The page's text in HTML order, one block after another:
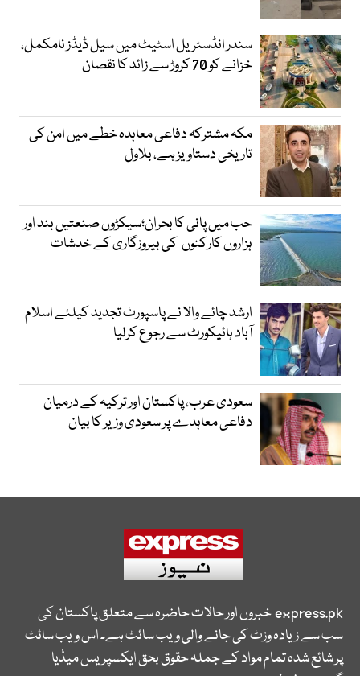
سندر انڈسٹریل اسٹیٹ میں سیل ڈیڈز نامکمل،
خزانے کو 70 کروڑ سے زائد کا نقصان
مکہ مشترکہ دفاعی معاہدہ خطے میں امن کی
تاریخی دستاویز ہے، بلاول
حب میں پانی کا بحران؛سیکڑوں صنعتیں بند اور
ہزاروں کارکنوں کی بیروزگاری کے خدشات
ارشد چائے والا نے پاسپورٹ تجدید کیلئے اسلام
آباد ہائیکورٹ سے رجوع کرلیا
سعودی عرب، پاکستان اور ترکیہ کے درمیان
دفاعی معاہدے پر سعودی وزیر کا بیان
express.pkخبروں اور حالات حاضرہ سے متعلق پاکستان کی
سب سے زیادہ وزٹ کی جانے والی ویب سائٹ ہے۔ اس ویب سائٹ
پر شائع شدہ تمام مواد کے جملہ حقوق بحق ایکسپریس میڈیا